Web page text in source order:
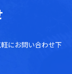
にお問い合わせ下